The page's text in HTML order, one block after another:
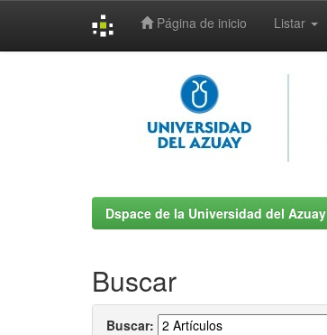
Página de inicio Listar
Dspace de la Universidad del Azuay
Buscar
Buscar: